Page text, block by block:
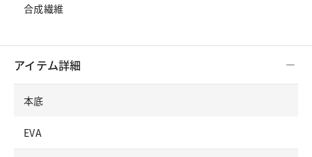
合成繊維
アイテム詳細
本底
EVA